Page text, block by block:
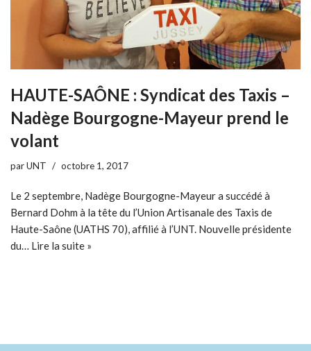
HAUTE-SAÔNE : Syndicat des Taxis –
Nadège Bourgogne-Mayeur prend le
volant
parUNT octobre 1, 2017
Le 2 septembre, Nadège Bourgogne-Mayeur a succédé à
Bernard Dohm à la tête du l’Union Artisanale des Taxis de
Haute-Saône (UATHS 70), affilié à l’UNT. Nouvelle présidente
du… Lire la suite »